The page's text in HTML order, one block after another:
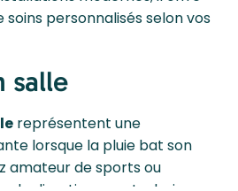
personnalisés selon vos
salle
représentent une
lorsque la pluie bat son
amateur de sports ou